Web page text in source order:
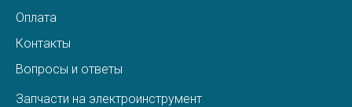
Оплата
Контакты
Вопросы и ответы
Запчасти на электроинструмент